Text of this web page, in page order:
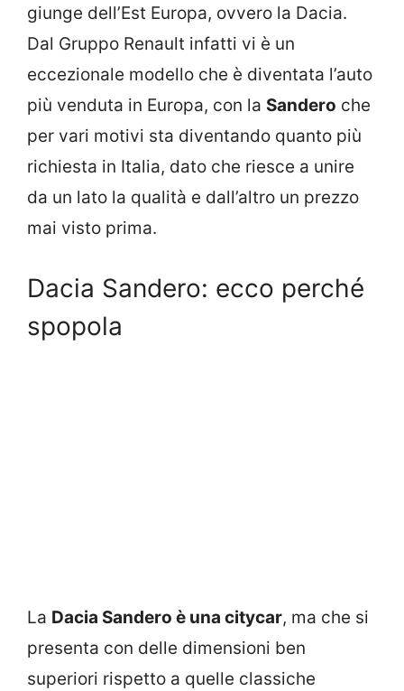
giunge dell’Est Europa, ovvero la Dacia.
Dal Gruppo Renault infatti vi è un
eccezionale modello che è diventata l’auto
più venduta in Europa, con la Sandero che
per vari motivi sta diventando quanto più
richiesta in Italia, dato che riesce a unire
da un lato la qualità e dall’altro un prezzo
mai visto prima.
Dacia Sandero: ecco perché
spopola
La Dacia Sandero è una citycar, ma che si
presenta con delle dimensioni ben
superiori rispetto a quelle classiche